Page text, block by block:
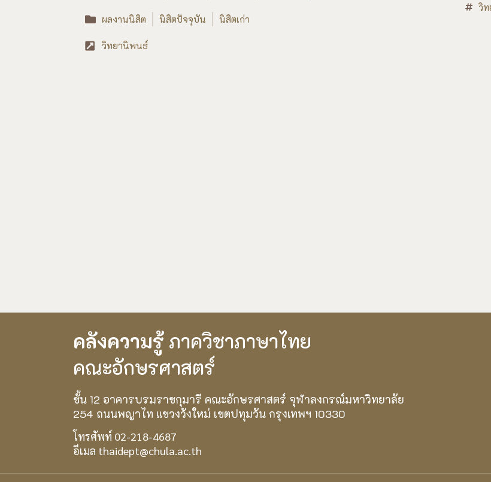
ผลงานนิสิต นิสิตปัจจุบัน นิสิตเก่า
วิทยานิพนธ์
วิ
คลังความรู้ ภาควิชาภาษาไทย
คณะอักษรศาสตร์
ชั้น 12 อาคารบรมราชกุมารี คณะอักษรศาสตร์ จุฬาลงกรณ์มหาวิทยาลัย
254 ถนนพญาไท แขวงวังใหม่ เขตปทุมวัน กรุงเทพฯ 10330
โทรศัพท์ 02-218-4687
อีเมล thaidept@chula.ac.th